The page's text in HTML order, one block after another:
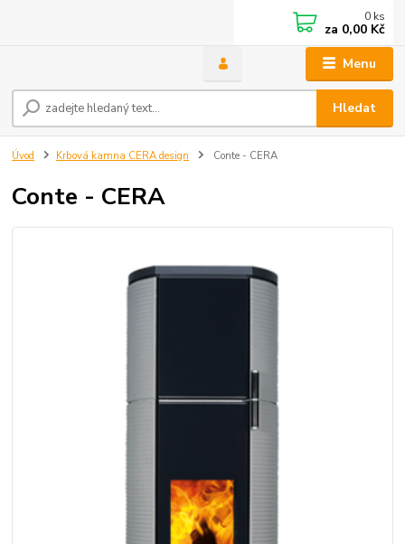
Menu
Hledat
0 ks
za 0,00 Kč
Úvod Krbová kamna CERA design Conte - CERA
Conte - CERA